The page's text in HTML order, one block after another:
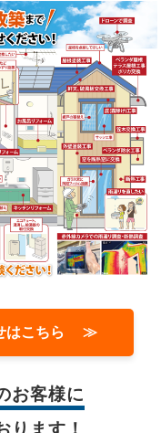
せはこちら ≫
お客様に
ります！